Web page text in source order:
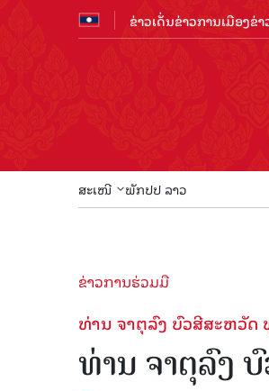
ຂ່າວເດັ່ນຂ່າວການເມືອງຂ່
ສະເໜີ ພັກປປ ລາວ
ຂ່າວການຮ່ວມມື
ທ່ານ ຈາຕຸລົງ ບົວສີສະຫວັດ
ທ່ານ ຈາຕຸລົງ